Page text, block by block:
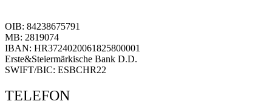
OIB: 84238675791
MB: 2819074
IBAN: HR3724020061825800001
Erste&Steiermärkische Bank D.D.
SWIFT/BIC: ESBCHR22
TELEFON